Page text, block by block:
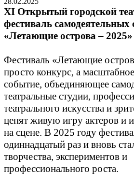
XI Открытый городской
фестиваль самодеятельных
«Летающие острова –
Фестиваль «Летающие
просто конкурс, а
событие, объединяющее
театральные студии,
театрального искусства и
ценят живую игру актеров и
на сцене. В 2025 году
одиннадцатый раз и вновь
творчества, экспериментов и
профессионального роста.